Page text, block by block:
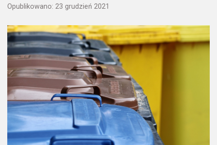
Opublikowano: 23 grudzień 2021